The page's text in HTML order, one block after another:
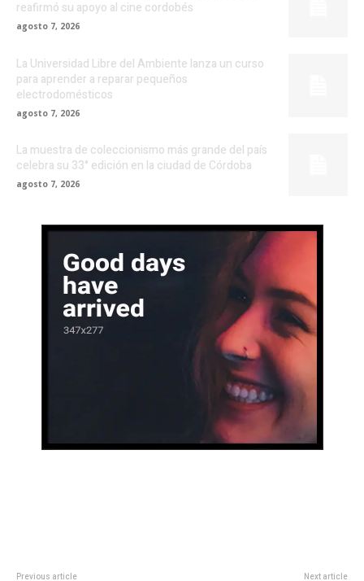
reafirmó su apoyo al cine cordobés
agosto 7, 2026
La Universidad Libre del Ambiente lanza un curso
para aprender a reparar pequeños
electrodomésticos
agosto 7, 2026
La muestra de coleccionismo más grande del país
celebra su 33° edición en la ciudad de Córdoba
agosto 7, 2026
Previous article Next article